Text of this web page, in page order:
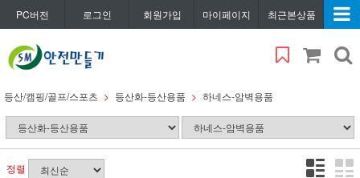
PC버전 로그인 회원가입 마이페이지 최근본상품
등산/캠핑/골프/스포츠 등산화-등산용품 하네스-암벽용품
정렬